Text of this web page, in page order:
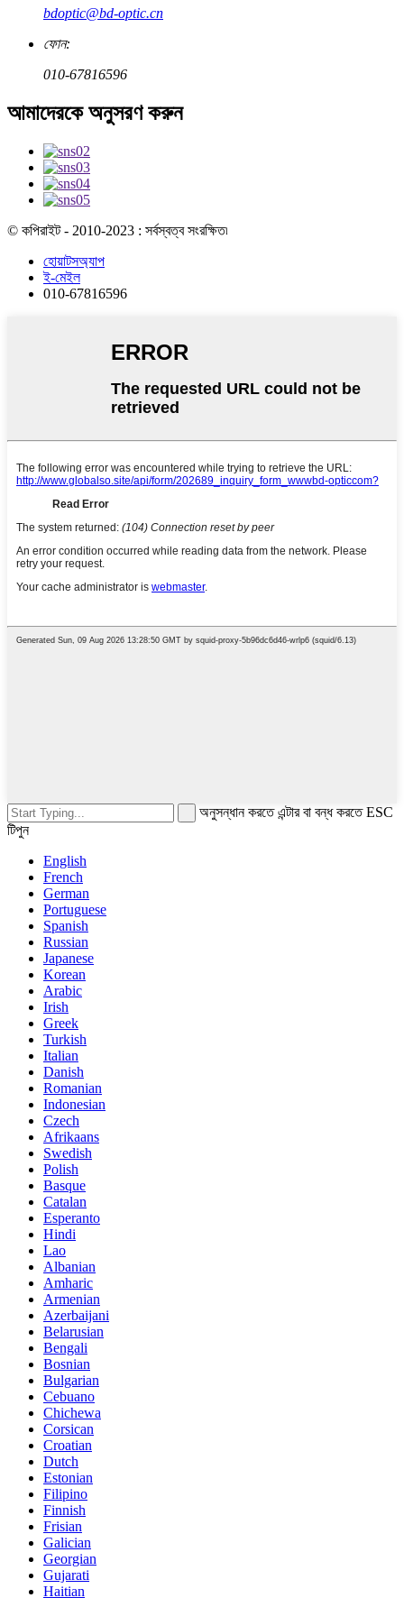
bdoptic@bd-optic.cn
ফোন:
010-67816596
আমাদেরকে অনুসরণ করুন
© কপিরাইট - 2010-2023 : সর্বস্বত্ব সংরক্ষিত৷
হোয়াটসঅ্যাপ
ই-মেইল
010-67816596
অনুসন্ধান করতে এন্টার বা বন্ধ করতে ESC
টিপুন
English
French
German
Portuguese
Spanish
Russian
Japanese
Korean
Arabic
Irish
Greek
Turkish
Italian
Danish
Romanian
Indonesian
Czech
Afrikaans
Swedish
Polish
Basque
Catalan
Esperanto
Hindi
Lao
Albanian
Amharic
Armenian
Azerbaijani
Belarusian
Bengali
Bosnian
Bulgarian
Cebuano
Chichewa
Corsican
Croatian
Dutch
Estonian
Filipino
Finnish
Frisian
Galician
Georgian
Gujarati
Haitian